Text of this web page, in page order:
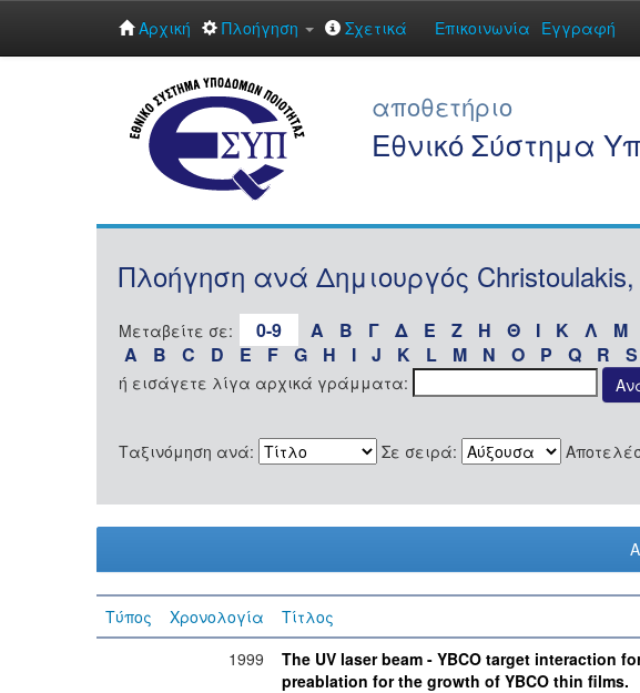
Αρχική Πλοήγηση Σχετικά Επικοινωνία Εγγραφή
αποθετήριο
Εθνικό Σύστημα
Πλοήγηση ανά Δημιουργός Christoulakis,
Μεταβείτε σε: 0-9 Α Β Γ Δ Ε Ζ Η Θ Ι Κ Λ Μ
A
B C D E F G H I J K L M N O P Q R S
ή εισάγετε λίγα αρχικά γράμματα:
Ταξινόμηση ανά: Σε σειρά:
Τύπος Χρονολογία Τίτλος
1999
The UV laser beam - YBCO target interaction
preablation for the growth of YBCO thin films.